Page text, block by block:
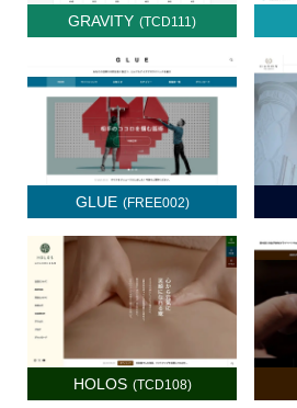
GRAVITY (TCD111)
GLUE (FREE002)
HOLOS (TCD108)